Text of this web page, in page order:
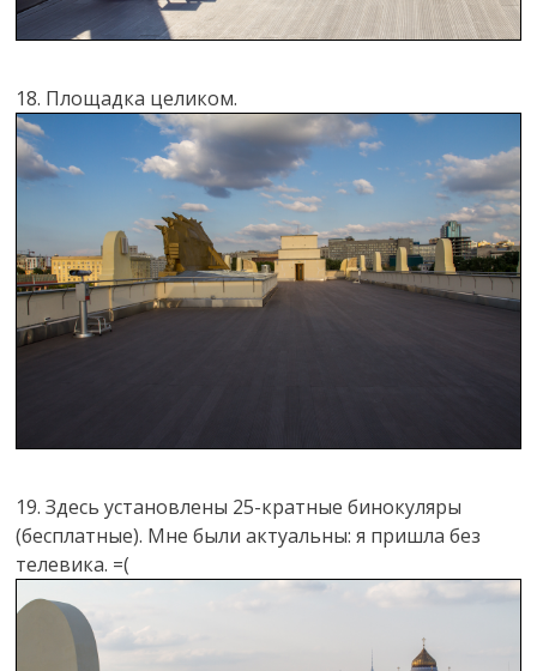
18. Площадка целиком.
19. Здесь установлены 25-кратные бинокуляры
(бесплатные). Мне были актуальны: я пришла без
телевика. =(